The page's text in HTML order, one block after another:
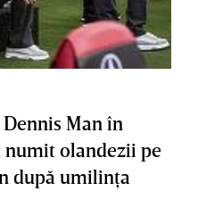
Man în
numit olandezii pe
după umilinţa